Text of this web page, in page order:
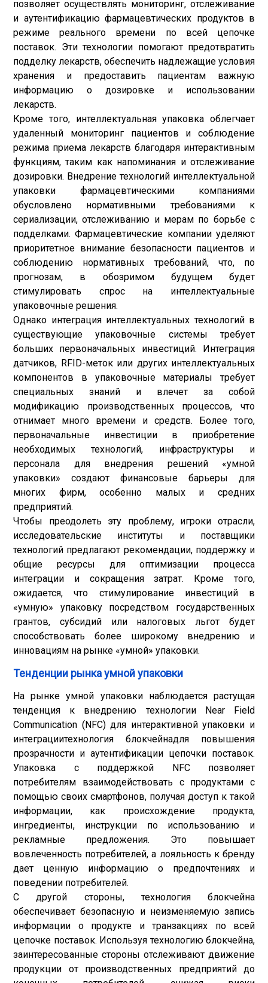
позволяет осуществлять мониторинг, отслеживание
и аутентификацию фармацевтических продуктов в
режиме реального времени по всей цепочке
поставок. Эти технологии помогают предотвратить
подделку лекарств, обеспечить надлежащие условия
хранения и предоставить пациентам важную
информацию о дозировке и использовании
лекарств.
Кроме того, интеллектуальная упаковка облегчает
удаленный мониторинг пациентов и соблюдение
режима приема лекарств благодаря интерактивным
функциям, таким как напоминания и отслеживание
дозировки. Внедрение технологий интеллектуальной
упаковки фармацевтическими компаниями
обусловлено нормативными требованиями к
сериализации, отслеживанию и мерам по борьбе с
подделками. Фармацевтические компании уделяют
приоритетное внимание безопасности пациентов и
соблюдению нормативных требований, что, по
прогнозам, в обозримом будущем будет
стимулировать спрос на интеллектуальные
упаковочные решения.
Однако интеграция интеллектуальных технологий в
существующие упаковочные системы требует
больших первоначальных инвестиций. Интеграция
датчиков, RFID-меток или других интеллектуальных
компонентов в упаковочные материалы требует
специальных знаний и влечет за собой
модификацию производственных процессов, что
отнимает много времени и средств. Более того,
первоначальные инвестиции в приобретение
необходимых технологий, инфраструктуры и
персонала для внедрения решений «умной
упаковки» создают финансовые барьеры для
многих фирм, особенно малых и средних
предприятий.
Чтобы преодолеть эту проблему, игроки отрасли,
исследовательские институты и поставщики
технологий предлагают рекомендации, поддержку и
общие ресурсы для оптимизации процесса
интеграции и сокращения затрат. Кроме того,
ожидается, что стимулирование инвестиций в
«умную» упаковку посредством государственных
грантов, субсидий или налоговых льгот будет
способствовать более широкому внедрению и
инновациям на рынке «умной» упаковки.
Тенденции рынка умной упаковки
На рынке умной упаковки наблюдается растущая
тенденция к внедрению технологии Near Field
Communication (NFC) для интерактивной упаковки и
интеграциитехнология блокчейнадля повышения
прозрачности и аутентификации цепочки поставок.
Упаковка с поддержкой NFC позволяет
потребителям взаимодействовать с продуктами с
помощью своих смартфонов, получая доступ к такой
информации, как происхождение продукта,
ингредиенты, инструкции по использованию и
рекламные предложения. Это повышает
вовлеченность потребителей, а лояльность к бренду
дает ценную информацию о предпочтениях и
поведении потребителей.
С другой стороны, технология блокчейна
обеспечивает безопасную и неизменяемую запись
информации о продукте и транзакциях по всей
цепочке поставок. Используя технологию блокчейна,
заинтересованные стороны отслеживают движение
продукции от производственных предприятий до